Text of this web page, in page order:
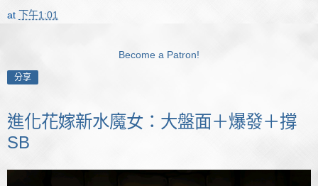
at 下午1:01
Become a Patron!
分享
進化花嫁新水魔女：大盤面＋爆發＋撐
SB